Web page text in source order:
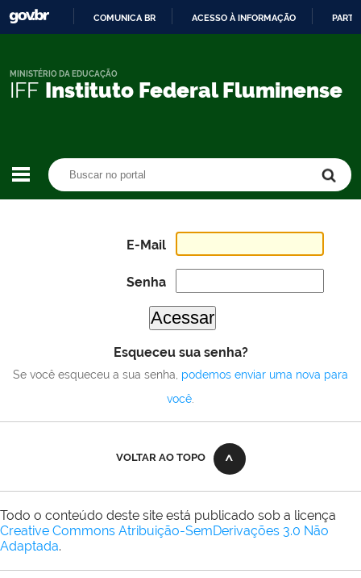
CONTEÚDO
COMUNICA BR ACESSO À INFORMAÇÃO
IFF Instituto Federal Fluminense
MINISTÉRIO DA EDUCAÇÃO
E-Mail
Senha
Esqueceu sua senha?
Se você esqueceu a sua senha, podemos enviar uma nova para
você
VOLTAR AO TOPO
Todo o conteúdo deste site está publicado sob a licença
Creative Commons Atribuição-SemDerivações 3.0 Não
Adaptada.